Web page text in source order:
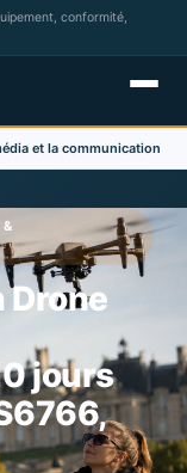
conformité,
et la communication
Drone
jours